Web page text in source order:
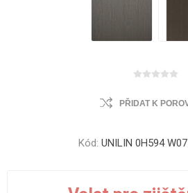
PŘIDAT K
Kód: UNILIN 0H594